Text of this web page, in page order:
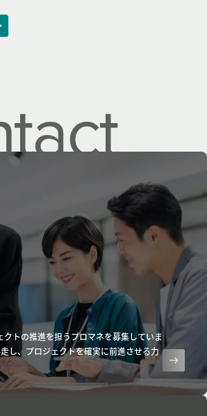
クトの推進を担うプロマネを募集していま
し、プロジェクトを確実に前進させる力